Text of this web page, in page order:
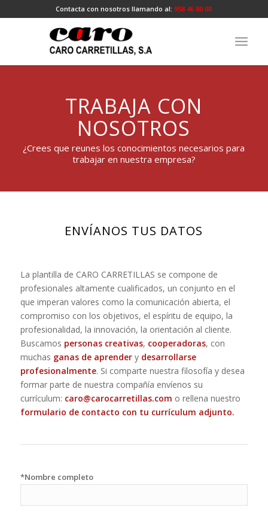
Contacta con nosotros llamando al:958 46 80 00
TRABAJA CON
NOSOTROS
¿Crees que reunes los conocimientos necesarios para
trabajar en nuestra empresa?
ENVÍANOS TUS DATOS
La plantilla de CARO CARRETILLAS se compone de
profesionales altamente cualificados, un conjunto en el
que imperan valores como la comunicación abierta, el
compromiso con los objetivos, el espíritu de equipo, la
profesionalidad, la innovación, la orientación al cliente.
Buscamos personas creativas, cooperadoras, con
muchas ganas de aprendery desarrollarse
profesionalmente. Si comparte nuestra filosofía y desea
formar parte de nuestra compañía envíenos su
currículum: caro@carocarretillas.com o rellena nuestro
formulario de contacto con tu currículum adjunto.
*Nombre completo